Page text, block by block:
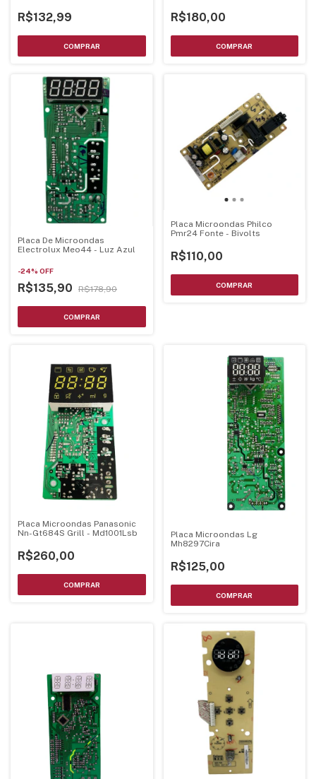
R$132,99 R$180,00
Placa De Microondas
Electrolux Meo44 - Luz Azul
-24% OFF
R$135,90 R$178,90
Placa Microondas Philco
Pmr24 Fonte - Bivolts
R$110,00
Placa Microondas Panasonic
Nn-Gt684S Grill - Md1001Lsb
R$260,00
Placa Microondas Lg
Mh8297Cira
R$125,00